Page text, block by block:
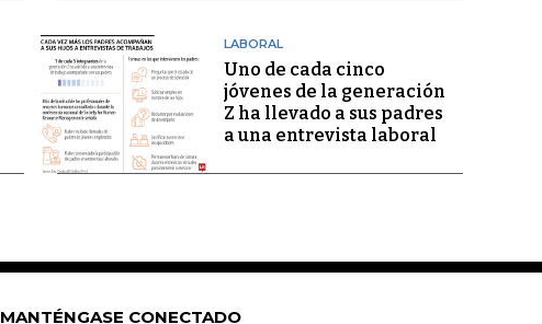
LABORAL
Uno de cada cinco
jóvenes de la generación
Z ha llevado a sus padres
a una entrevista laboral
MANTÉNGASE CONECTADO